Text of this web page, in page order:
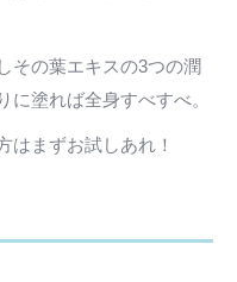
その葉エキスの3つの潤
塗れば全身すべすべ。
はまずお試しあれ！